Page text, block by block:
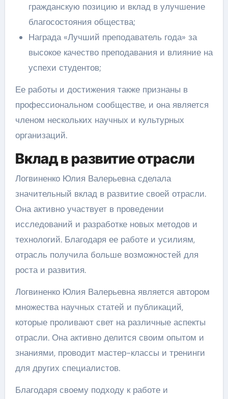
гражданскую позицию и вклад в улучшение
благосостояния общества;
Награда «Лучший преподаватель года» за
высокое качество преподавания и влияние на
успехи студентов;
Ее работы и достижения также признаны в
профессиональном сообществе, и она является
членом нескольких научных и культурных
организаций.
Вклад в развитие отрасли
Логвиненко Юлия Валерьевна сделала
значительный вклад в развитие своей отрасли.
Она активно участвует в проведении
исследований и разработке новых методов и
технологий. Благодаря ее работе и усилиям,
отрасль получила больше возможностей для
роста и развития.
Логвиненко Юлия Валерьевна является автором
множества научных статей и публикаций,
которые проливают свет на различные аспекты
отрасли. Она активно делится своим опытом и
знаниями, проводит мастер-классы и тренинги
для других специалистов.
Благодаря своему подходу к работе и